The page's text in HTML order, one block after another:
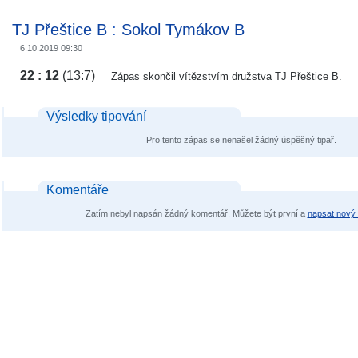
TJ Přeštice B : Sokol Tymákov B
6.10.2019 09:30
22 : 12 (13:7) Zápas skončil vítězstvím družstva TJ Přeštice B.
Výsledky tipování
Pro tento zápas se nenašel žádný úspěšný tipař.
Komentáře
Zatím nebyl napsán žádný komentář. Můžete být první a napsat nový